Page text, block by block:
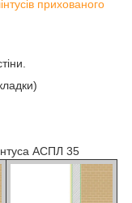
прихованого
АСПЛ 35